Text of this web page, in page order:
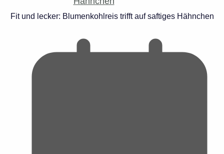
Fit und lecker: Blumenkohlreis trifft auf saftiges Hähnchen